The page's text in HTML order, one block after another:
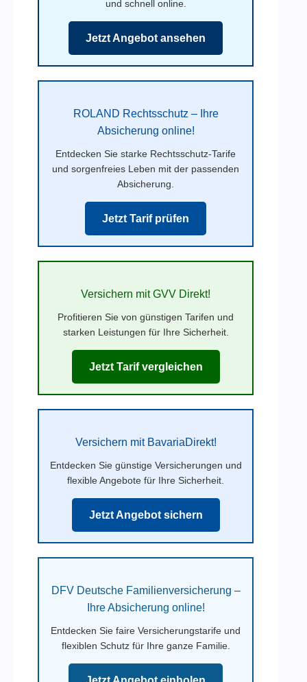
und schnell online.
Jetzt Angebot ansehen
ROLAND Rechtsschutz – Ihre
Absicherung online!
Entdecken Sie starke Rechtsschutz-Tarife
und sorgenfreies Leben mit der passenden
Absicherung.
Jetzt Tarif prüfen
Versichern mit GVV Direkt!
Profitieren Sie von günstigen Tarifen und
starken Leistungen für Ihre Sicherheit.
Jetzt Tarif vergleichen
Versichern mit BavariaDirekt!
Entdecken Sie günstige Versicherungen und
flexible Angebote für Ihre Sicherheit.
Jetzt Angebot sichern
DFV Deutsche Familienversicherung –
Ihre Absicherung online!
Entdecken Sie faire Versicherungstarife und
flexiblen Schutz für Ihre ganze Familie.